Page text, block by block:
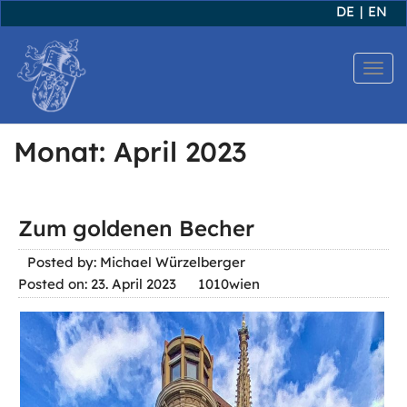
DE | EN
T
g
v
i
g
a
t
Monat: April 2023
Zum goldenen Becher
Posted by: Michael Würzelberger
Posted on: 23. April 2023
1010wien